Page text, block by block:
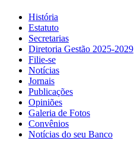
História
Estatuto
Secretarias
Diretoria Gestão 2025-2029
Filie-se
Notícias
Jornais
Publicações
Opiniões
Galeria de Fotos
Convênios
Notícias do seu Banco